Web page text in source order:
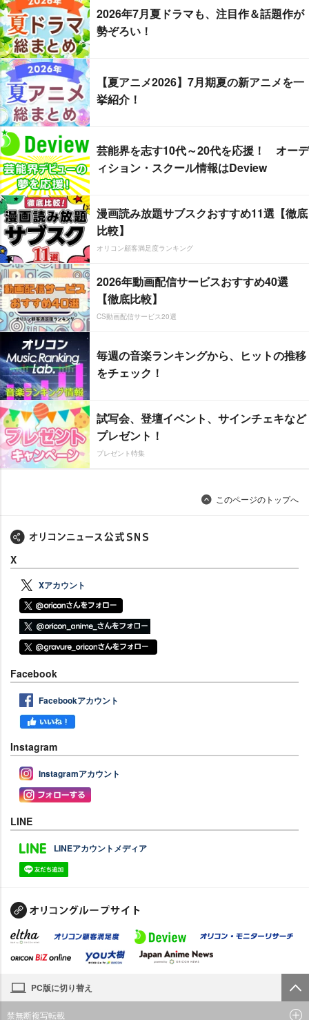
2026年7月夏ドラマも、注目作＆話題作が
勢ぞろい！
【夏アニメ2026】7月期夏の新アニメを一
挙紹介！
芸能界を志す10代～20代を応援！ オーデ
ィション・スクール情報はDeview
漫画読み放題サブスクおすすめ11選【徹底
比較】
オリコン顧客満足度ランキング
2026年動画配信サービスおすすめ40選
【徹底比較】
CS動画配信サービス20選
毎週の音楽ランキングから、ヒットの推移
をチェック！
試写会、登壇イベント、サインチェキなど
プレゼント！
プレゼント特集
このページのトップへ
X
Xアカウント
Facebook
Facebookアカウント
Instagram
Instagramアカウント
LINE
LINEアカウントメディア
PC版に切り替え
禁無断複写転載